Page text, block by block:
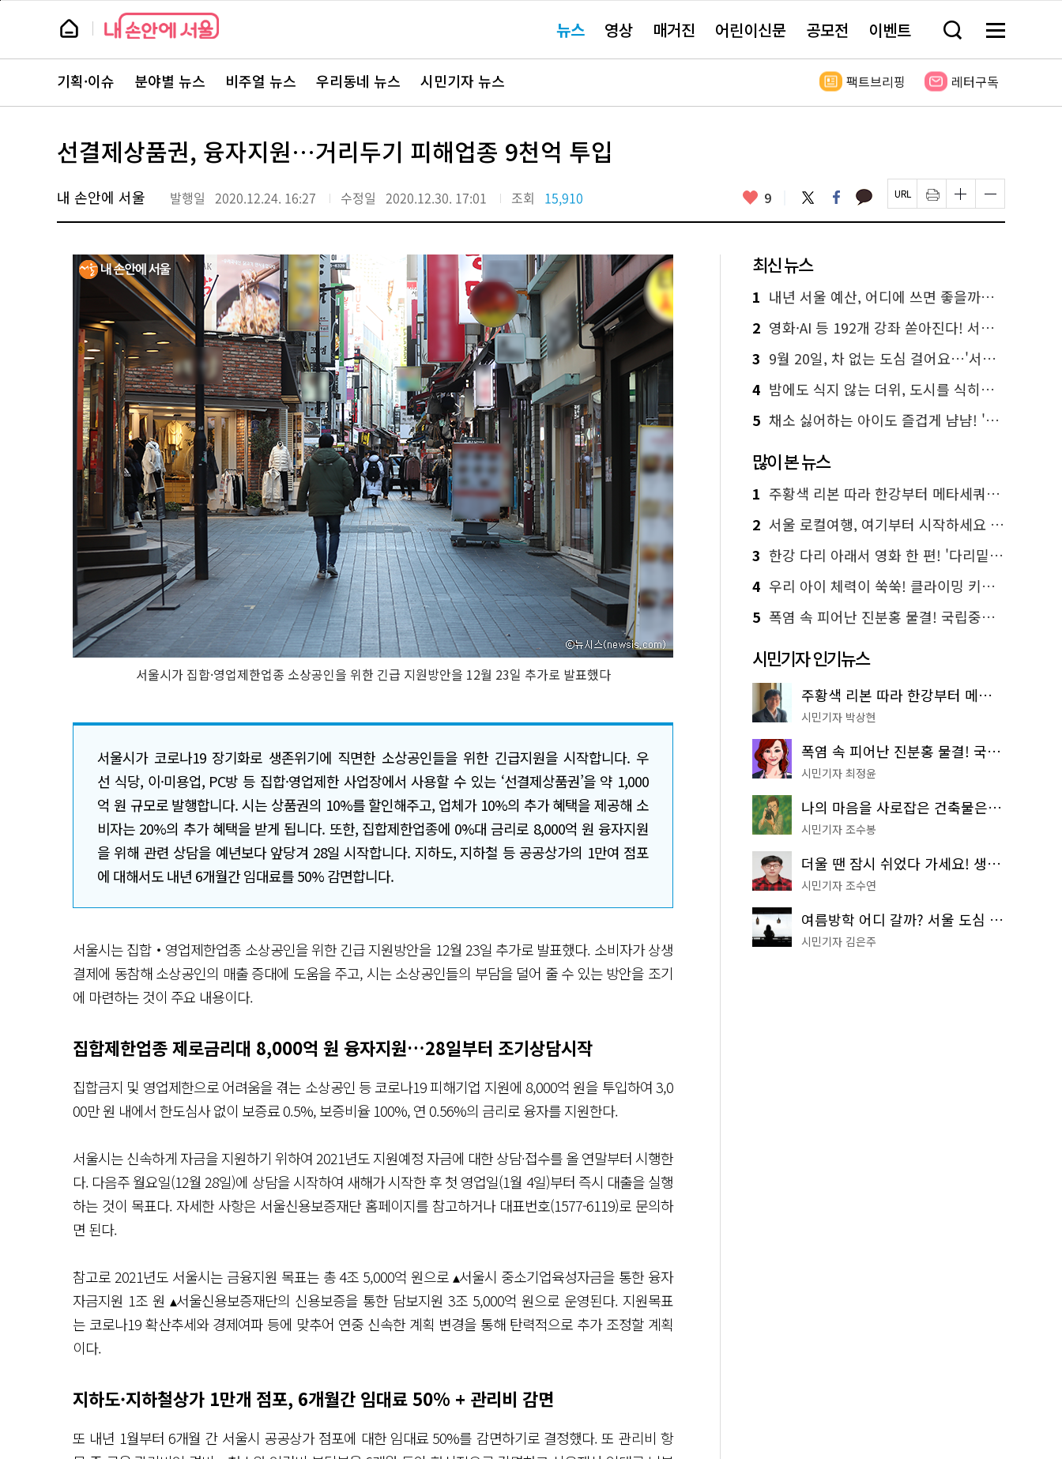
본
뉴
스 요뉴스 영상 매거진 어린이신문 공모전 이벤트 검
창
기
메
전
보
뉴
스
주
서
바
로
기획·이슈 분야별 뉴스 비주얼 뉴스 우리동네 뉴스 시민기자 뉴스 팩트브리핑 레터구독
선결제상품권, 융자지원…거리두기 피해업종 9천억 투입
내 손안에 서울 발행일 2020.12.24. 16:27 수정일 2020.12.30. 17:01 조회 15,910 좋
요
9 트
위
터
페
이
스
카
카 페
이
지
인
쇄
하
글
자
크
하
기
글
자
크
하
서울시가 집합·영업제한업종 소상공인을 위한 긴급 지원방안을 12월 23일 추가로 발표했다
서울시가 코로나19 장기화로 생존위기에 직면한 소상공인들을 위한 긴급지원을 시작합니다. 우
선 식당, 이·미용업, PC방 등 집합·영업제한 사업장에서 사용할 수 있는 ‘선결제상품권’을 약 1,000
억 원 규모로 발행합니다. 시는 상품권의 10%를 할인해주고, 업체가 10%의 추가 혜택을 제공해 소
비자는 20%의 추가 혜택을 받게 됩니다. 또한, 집합제한업종에 0%대 금리로 8,000억 원 융자지원
을 위해 관련 상담을 예년보다 앞당겨 28일 시작합니다. 지하도, 지하철 등 공공상가의 1만여 점포
에 대해서도 내년 6개월간 임대료를 50% 감면합니다.
서울시는 집합‧영업제한업종 소상공인을 위한 긴급 지원방안을 12월 23일 추가로 발표했다. 소비자가 상생
결제에 동참해 소상공인의 매출 증대에 도움을 주고, 시는 소상공인들의 부담을 덜어 줄 수 있는 방안을 조기
에 마련하는 것이 주요 내용이다.
집합제한업종 제로금리대 8,000억 원 융자지원…28일부터 조기상담시작
집합금지 및 영업제한으로 어려움을 겪는 소상공인 등 코로나19 피해기업 지원에 8,000억 원을 투입하여 3,0
00만 원 내에서 한도심사 없이 보증료 0.5%, 보증비율 100%, 연 0.56%의 금리로 융자를 지원한다.
서울시는 신속하게 자금을 지원하기 위하여 2021년도 지원예정 자금에 대한 상담·접수를 올 연말부터 시행한
다. 다음주 월요일(12월 28일)에 상담을 시작하여 새해가 시작한 후 첫 영업일(1월 4일)부터 즉시 대출을 실행
하는 것이 목표다. 자세한 사항은 서울신용보증재단 홈페이지를 참고하거나 대표번호(1577-6119)로 문의하
면 된다.
참고로 2021년도 서울시는 금융지원 목표는 총 4조 5,000억 원으로 ▴서울시 중소기업육성자금을 통한 융자
자금지원 1조 원 ▴서울신용보증재단의 신용보증을 통한 담보지원 3조 5,000억 원으로 운영된다. 지원목표
는 코로나19 확산추세와 경제여파 등에 맞추어 연중 신속한 계획 변경을 통해 탄력적으로 추가 조정할 계획
이다.
지하도·지하철상가 1만개 점포, 6개월간 임대료 50% + 관리비 감면
또 내년 1월부터 6개월 간 서울시 공공상가 점포에 대한 임대료 50%를 감면하기로 결정했다. 또 관리비 항
최신 뉴스
1 내년 서울 예산, 어디에 쓰면 좋을까요? 온라인 투표
2 영화·AI 등 192개 강좌 쏟아진다! 서울시민대학 선착순 신청
3 9월 20일, 차 없는 도심 걸어요…'서울 걷자 페스티벌' 선착순 5천명
4 밤에도 식지 않는 더위, 도시를 식히는 시원한 해법은?
5 채소 싫어하는 아이도 즐겁게 냠냠! '찾아가는 서울시 식생활 교육' 현장
많이 본 뉴스
1 주황색 리본 따라 한강부터 메타세쿼이아 숲길까지…서울둘레길 15코스
2 서울 로컬여행, 여기부터 시작하세요 '서울에디션25'
3 한강 다리 아래서 영화 한 편! '다리밑 영화관' 무료 상영
4 우리 아이 체력이 쑥쑥! 클라이밍 키즈카페·어린이 체력장
5 폭염 속 피어난 진분홍 물결! 국립중앙박물관 배롱나무 명소
시민기자 인기뉴스
주황색 리본 따라 한강부터 메타세쿼이아 숲길까지…서울둘레길 15코스
시민기자 박상현
폭염 속 피어난 진분홍 물결! 국립중앙박물관 배롱나무 명소
시민기자 최정윤
나의 마음을 사로잡은 건축물은? '서울시 건축상' 수상작 공개!
시민기자 조수봉
더울 땐 잠시 쉬었다 가세요! 생수 냉장고부터 해피소·무더위쉼터까지
시민기자 조수연
여름방학 어디 갈까? 서울 도심 무료 실내 여행 코스 추천
시민기자 김은주
페